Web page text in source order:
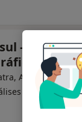
- Centro
Lda
Acupuntor,
clínicas · Mais